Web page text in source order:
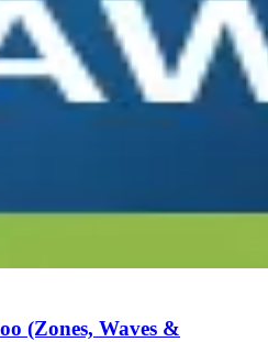
(Zones, Waves &